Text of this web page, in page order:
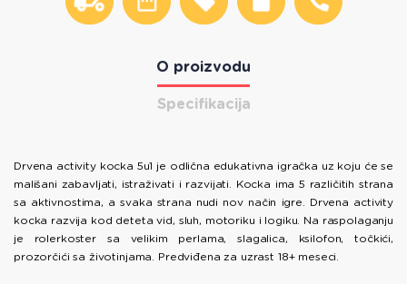
O proizvodu
Specifikacija
Drvena activity kocka 5u1 je odlična edukativna igračka uz koju će se
mališani zabavljati, istraživati i razvijati. Kocka ima 5 različitih strana
sa aktivnostima, a svaka strana nudi nov način igre. Drvena activity
kocka razvija kod deteta vid, sluh, motoriku i logiku. Na raspolaganju
je rolerkoster sa velikim perlama, slagalica, ksilofon, točkići,
prozorčići sa životinjama. Predviđena za uzrast 18+ meseci.